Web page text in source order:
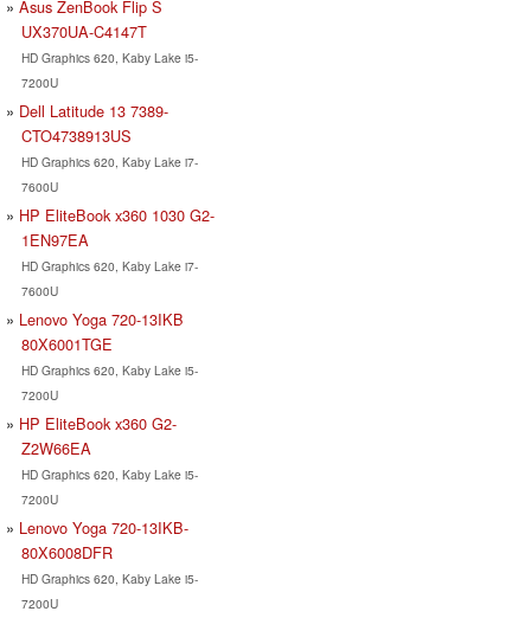
Asus ZenBook Flip S
UX370UA-C4147T
HD Graphics 620, Kaby Lake i5-
7200U
Dell Latitude 13 7389-
CTO4738913US
HD Graphics 620, Kaby Lake i7-
7600U
HP EliteBook x360 1030 G2-
1EN97EA
HD Graphics 620, Kaby Lake i7-
7600U
Lenovo Yoga 720-13IKB
80X6001TGE
HD Graphics 620, Kaby Lake i5-
7200U
HP EliteBook x360 G2-
Z2W66EA
HD Graphics 620, Kaby Lake i5-
7200U
Lenovo Yoga 720-13IKB-
80X6008DFR
HD Graphics 620, Kaby Lake i5-
7200U